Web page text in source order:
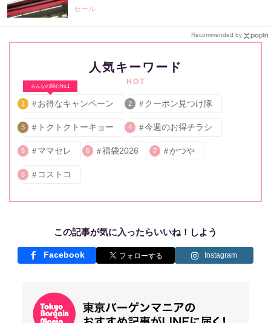
どのお得企画も見逃せない。
セール
Recommended by
人気キーワード
HOT
みんなの関心No.1
1 お得なキャンペーン 2 クーポン見つけ隊
3 トクトクトーキョー 4 今週のお得チラシ
5 ママセレ 6 福袋2026 7 かつや
8 コストコ
この記事が気に入ったらいいね！しよう
Facebook Instagram